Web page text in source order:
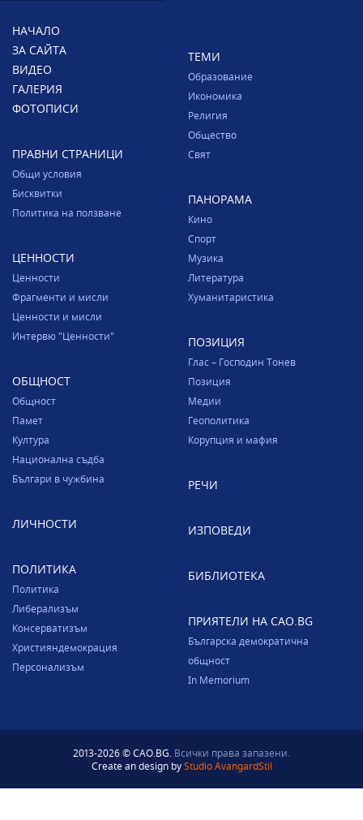
НАЧАЛО
ЗА САЙТА
ВИДЕО
ГАЛЕРИЯ
ФОТОПИСИ
ПРАВНИ СТРАНИЦИ
Общи условия
Бисквитки
Политика на ползване
ЦЕННОСТИ
Ценности
Фрагменти и мисли
Ценности и мисли
Интервю "Ценности"
ОБЩНОСТ
Общност
Памет
Култура
Национална съдба
Българи в чужбина
ЛИЧНОСТИ
ПОЛИТИКА
Политика
Либерализъм
Консерватизъм
Християндемокрация
Персонализъм
ТЕМИ
Образование
Икономика
Религия
Общество
Свят
ПАНОРАМА
Кино
Спорт
Музика
Литература
Хуманитаристика
ПОЗИЦИЯ
Глас – Господин Тонев
Позиция
Медии
Геополитика
Корупция и мафия
РЕЧИ
ИЗПОВЕДИ
БИБЛИОТЕКА
ПРИЯТЕЛИ НА CAO.BG
Българска демократична
общност
In Memorium
2013-2026 © CAO.BG. Всички права запазени.
Create an design byStudio AvangardStil